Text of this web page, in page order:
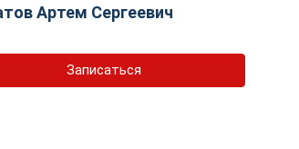
Артем Сергеевич
Записаться